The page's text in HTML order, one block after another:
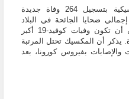
أفادت بيانات وزارة الصحة المكسيكية بتسجيل 264 وفاة جديدة
ضحايا الجائحة في البلاد
290374 شخصا. ويرجح المسؤولون أن تكون وفيات كوفيد-19 أكبر
يذكر أن المكسيك تحتل المرتبة
والإصابات بفيروس كورونا، بعد